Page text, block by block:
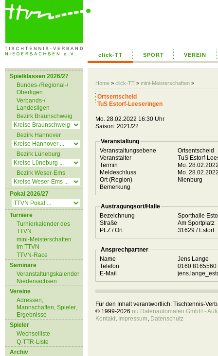
click-TT SPORT VEREIN
Home > click-TT > mini-Meisterschaften >
Spielklassen 2026/27
Bundes-/Regional-/
Oberligen
Verbands-/
Landesligen
Bezirk Braunschweig
Bezirk Hannover
Bezirk Lüneburg
Bezirk Weser-Ems
Pokal 2026/27
Turniere
Turnierkalender des
TTVN
mini-Meisterschaften
im TTVN
TTVN-Race
Seminare
Veranstaltungskalender
Niedersachsen
Vereine
Adressen,
Mannschaften, Spieler,
Ergebnisse
Spieler
Wechselliste
Q-TTR-Liste
Archiv
Ortsentscheid
TuS Estorf-Leeseringen
Mo. 28.02.2022 16:30 Uhr
Saison: 2021/22
Veranstaltung
Veranstaltungsebene
Ortsentscheid
Veranstalter
TuS Estorf-
Termin
Mo.
Meldeschluss
Mo.
Ort (Region)
Nienburg
Bemerkung
Austragungsort/Halle
Bezeichnung
Sporthalle
Straße
Am Sportplatz
PLZ / Ort
31629 / Estorf
Ansprechpartner
Name
Jens Lange
Telefon
0160 8165560
E-Mail
Für den Inhalt verantwortlich: Tischtennis-
© 1999-2026 nu Datenautomaten GmbH -
Kontakt, Impressum, Datenschutz